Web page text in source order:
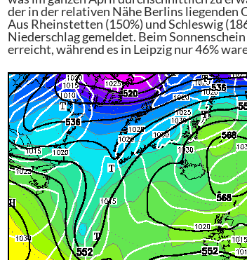
der in der relativen Nähe Berlins liegenden
Aus Rheinstetten (150%) und Schleswig
Niederschlag gemeldet. Beim
erreicht, während es in Leipzig nur 46%